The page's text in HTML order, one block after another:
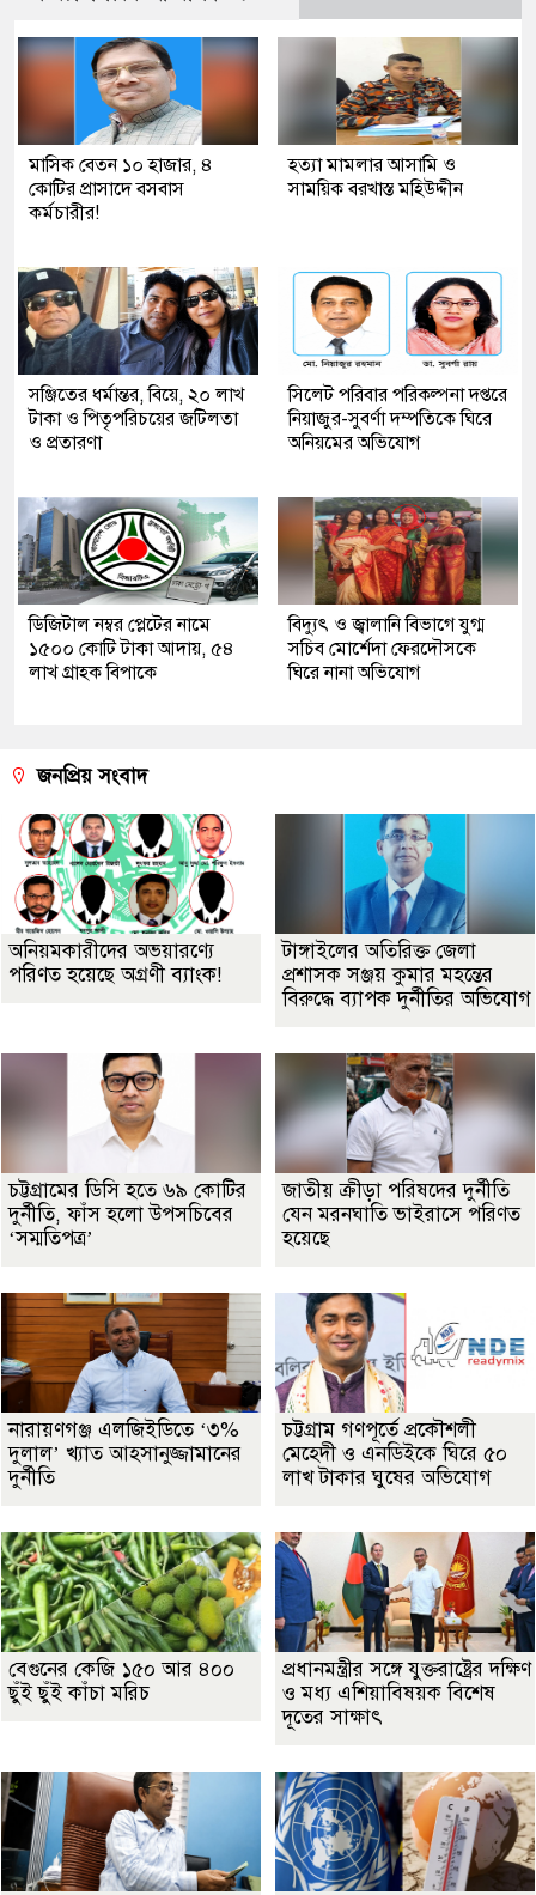
মাসিক বেতন ১০ হাজার, ৪
কোটির প্রাসাদে বসবাস
কর্মচারীর!
হত্যা মামলার আসামি ও
সাময়িক বরখাস্ত মহিউদ্দীন
সঞ্জিতের ধর্মান্তর, বিয়ে, ২০ লাখ
টাকা ও পিতৃপরিচয়ের জটিলতা
ও প্রতারণা
সিলেট পরিবার পরিকল্পনা দপ্তরে
নিয়াজুর-সুবর্ণা দম্পতিকে ঘিরে
অনিয়মের অভিযোগ
ডিজিটাল নম্বর প্লেটের নামে
১৫০০ কোটি টাকা আদায়, ৫৪
লাখ গ্রাহক বিপাকে
বিদ্যুৎ ও জ্বালানি বিভাগে যুগ্ম
সচিব মোর্শেদা ফেরদৌসকে
ঘিরে নানা অভিযোগ
জনপ্রিয় সংবাদ
অনিয়মকারীদের অভয়ারণ্যে
পরিণত হয়েছে অগ্রণী ব্যাংক!
টাঙ্গাইলের অতিরিক্ত জেলা
প্রশাসক সঞ্জয় কুমার মহন্তের
বিরুদ্ধে ব্যাপক দুর্নীতির অভিযোগ
চট্টগ্রামের ডিসি হতে ৬৯ কোটির
দুর্নীতি, ফাঁস হলো উপসচিবের
‘সম্মতিপত্র’
জাতীয় ক্রীড়া পরিষদের দুর্নীতি
যেন মরনঘাতি ভাইরাসে পরিণত
হয়েছে
নারায়ণগঞ্জ এলজিইডিতে ‘৩%
দুলাল’ খ্যাত আহসানুজ্জামানের
দুর্নীতি
চট্টগ্রাম গণপূর্তে প্রকৌশলী
মেহেদী ও এনডিইকে ঘিরে ৫০
লাখ টাকার ঘুষের অভিযোগ
বেগুনের কেজি ১৫০ আর ৪০০
ছুঁই ছুঁই কাঁচা মরিচ
প্রধানমন্ত্রীর সঙ্গে যুক্তরাষ্ট্রের দক্ষিণ
ও মধ্য এশিয়াবিষয়ক বিশেষ
দূতের সাক্ষাৎ